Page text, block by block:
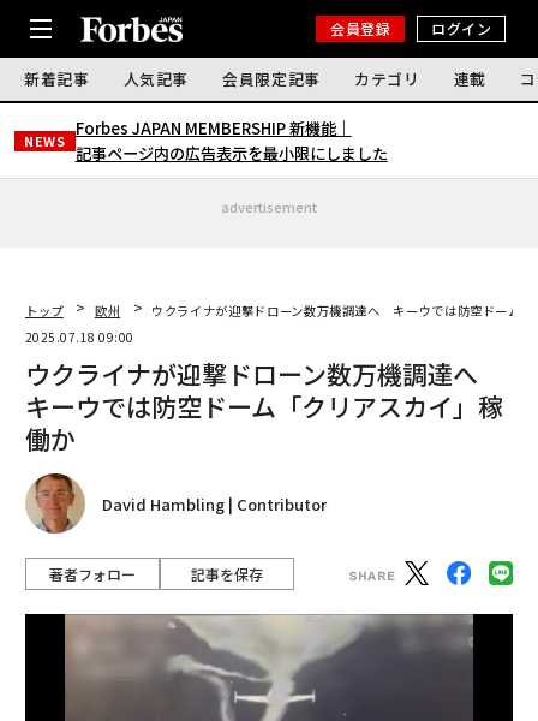
会員登録 ログイン
新着記事 人気記事 会員限定記事 カテゴリ 連載
NEWS
Forbes JAPAN MEMBERSHIP 新機能｜
記事ページ内の広告表示を最小限にしました
advertisement
トップ 欧州
ウクライナが迎撃ドローン数万機調達へ キーウでは防空ドーム「
2025.07.18 09:00
ウクライナが迎撃ドローン数万機調達へ
キーウでは防空ドーム「クリアスカイ」稼
働か
David Hambling | Contributor
著者フォロー 記事を保存